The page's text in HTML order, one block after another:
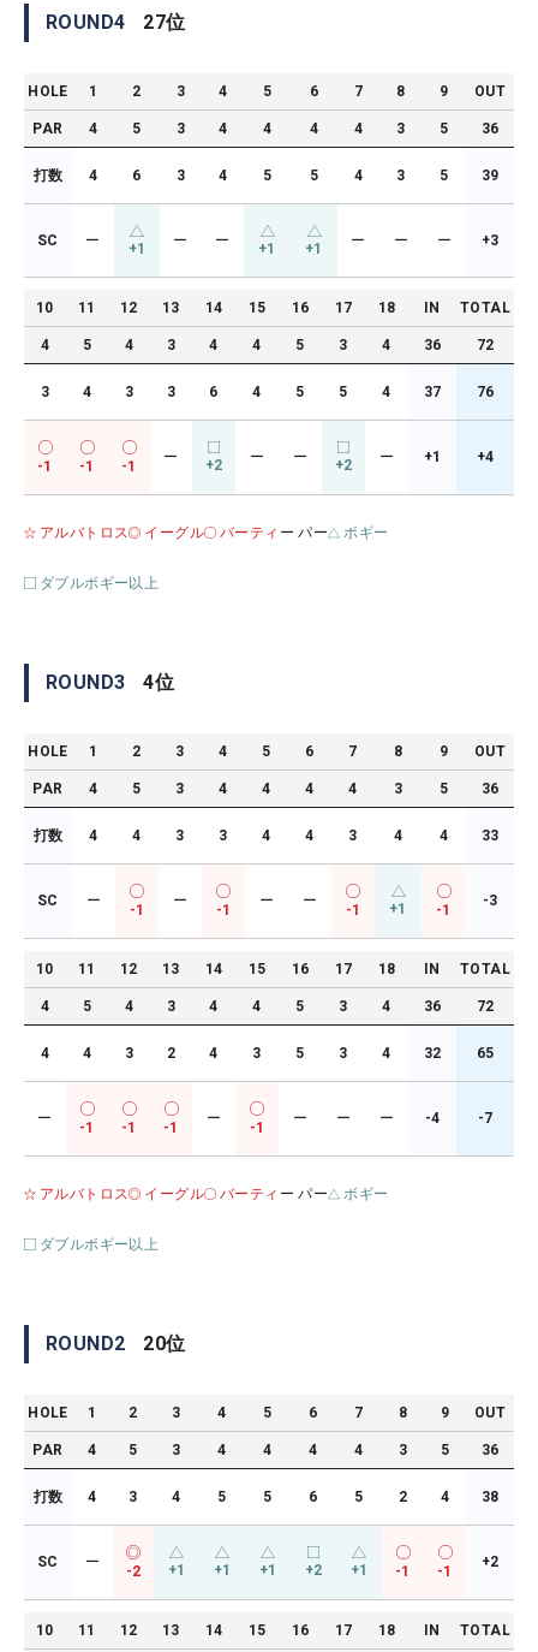
ROUND4 27位
HOLE 1 2 3 4 5 6 7 8 9 OUT
PAR 4 5 3 4 4 4 4 3 5 36
打数 4 6 3 4 5 5 4 3 5 39
SC ー +1 ー ー +1 +1 ー ー ー +3
10 11 12 13 14 15 16 17 18 IN TOTAL
4 5 4 3 4 4 5 3 4 36 72
3 4 3 3 6 4 5 5 4 37 76
-1 -1 -1
ー +2 ー ー +2 ー +1 +4
アルバトロス イーグル バーティ ー パー ボギー
ダブルボギー以上
ROUND3 4位
HOLE 1 2 3 4 5 6 7 8 9 OUT
PAR 4 5 3 4 4 4 4 3 5 36
打数 4 4 3 3 4 4 3 4 4 33
SC ー
-1
ー
-1
ー ー
-1 +1 -1
-3
10 11 12 13 14 15 16 17 18 IN TOTAL
4 5 4 3 4 4 5 3 4 36 72
4 4 3 2 4 3 5 3 4 32 65
ー
-1 -1 -1
ー
-1
ー ー ー -4 -7
アルバトロス イーグル バーティ ー パー ボギー
ダブルボギー以上
ROUND2 20位
HOLE 1 2 3 4 5 6 7 8 9 OUT
PAR 4 5 3 4 4 4 4 3 5 36
打数 4 3 4 5 5 6 5 2 4 38
SC ー
-2 +1 +1 +1 +2 +1 -1 -1
+2
10 11 12 13 14 15 16 17 18 IN TOTAL